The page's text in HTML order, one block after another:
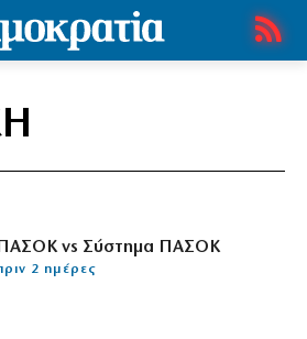
ΠΑΣΟΚ vs Σύστημα ΠΑΣΟΚ
2 ημέρες